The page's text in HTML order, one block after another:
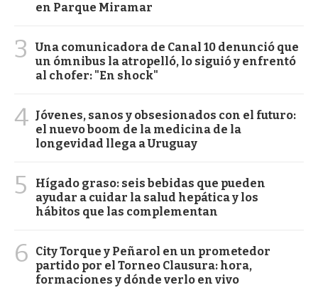
en Parque Miramar
3
Una comunicadora de Canal 10 denunció que
un ómnibus la atropelló, lo siguió y enfrentó
al chofer: "En shock"
4 Jóvenes, sanos y obsesionados con el futuro:
el nuevo boom de la medicina de la
longevidad llega a Uruguay
5
Hígado graso: seis bebidas que pueden
ayudar a cuidar la salud hepática y los
hábitos que las complementan
6
City Torque y Peñarol en un prometedor
partido por el Torneo Clausura: hora,
formaciones y dónde verlo en vivo